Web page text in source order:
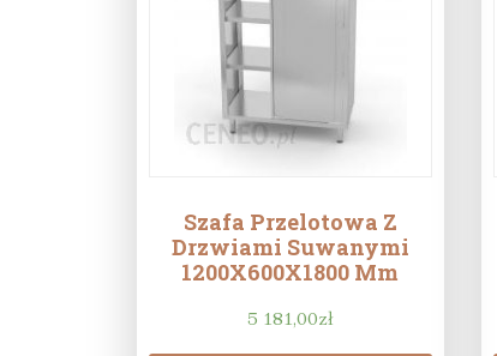
Szafa Przelotowa Z
Drzwiami Suwanymi
1200X600X1800 Mm
5 181,00zł